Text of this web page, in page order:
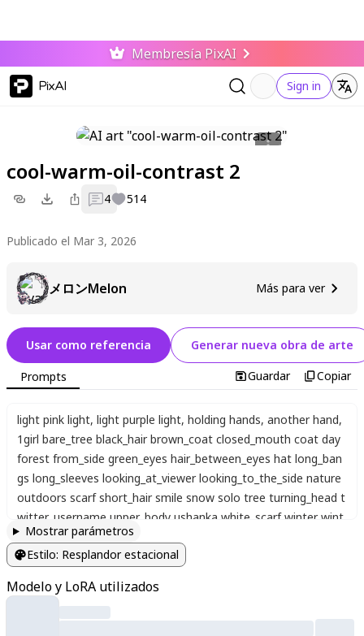
Membresía PixAI
PixAI Sign in
cool-warm-oil-contrast 2
4 514
Publicado el Mar 3, 2026
メロンMelon Más para ver
Usar como referencia Generar nueva obra de arte
Prompts Guardar Copiar
light pink light, light purple light, holding hands, another hand,
1girl bare_tree black_hair brown_coat closed_mouth coat day
forest from_side green_eyes hair_between_eyes hat long_ban
gs long_sleeves looking_at_viewer looking_to_the_side nature
outdoors scarf short_hair smile snow solo tree turning_head t
witter_username upper_body ushanka white_scarf winter wint
er_clothes
Mostrar parámetros
Estilo: Resplandor estacional
Modelo y LoRA utilizados